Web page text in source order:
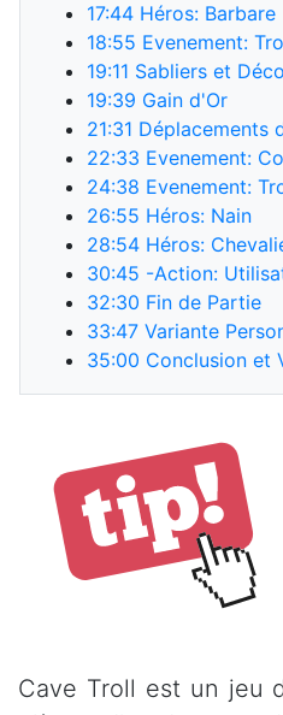
17:44 Héros: Barbare
18:55 Evenement:
19:11 Sabliers et
19:39 Gain d'Or
21:31 Déplacements
22:33 Evenement:
24:38 Evenement:
26:55 Héros: Nain
28:54 Héros:
30:45 -Action:
32:30 Fin de Partie
33:47 Variante
35:00 Conclusion et
Cave Troll est un jeu